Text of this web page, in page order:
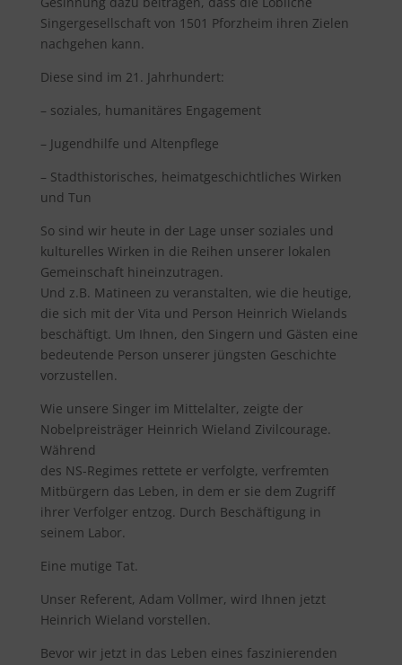
Singergesellschaft von 1501 Pforzheim ihren Zielen
nachgehen kann.
Diese sind im 21. Jahrhundert:
– soziales, humanitäres Engagement
– Jugendhilfe und Altenpflege
– Stadthistorisches, heimatgeschichtliches Wirken
und Tun
So sind wir heute in der Lage unser soziales und
kulturelles Wirken in die Reihen unserer lokalen
Gemeinschaft hineinzutragen.
Und z.B. Matineen zu veranstalten, wie die heutige,
die sich mit der Vita und Person Heinrich Wielands
beschäftigt. Um Ihnen, den Singern und Gästen eine
bedeutende Person unserer jüngsten Geschichte
vorzustellen.
Wie unsere Singer im Mittelalter, zeigte der
Nobelpreisträger Heinrich Wieland Zivilcourage.
Während
des NS-Regimes rettete er verfolgte, verfremten
Mitbürgern das Leben, in dem er sie dem Zugriff
ihrer Verfolger entzog. Durch Beschäftigung in
seinem Labor.
Eine mutige Tat.
Unser Referent, Adam Vollmer, wird Ihnen jetzt
Heinrich Wieland vorstellen.
Bevor wir jetzt in das Leben eines faszinierenden